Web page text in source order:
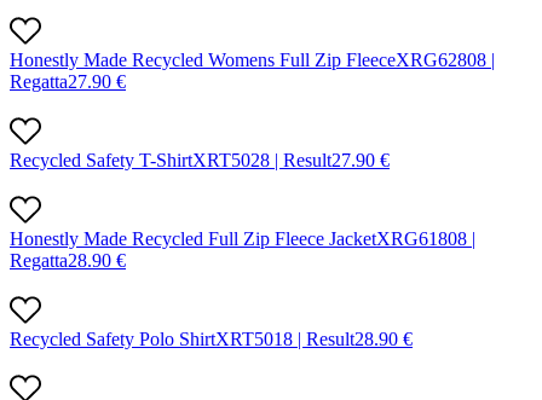
Honestly Made Recycled Womens Full Zip FleeceXRG62808 |
Regatta27.90 €
Recycled Safety T-ShirtXRT5028 | Result27.90 €
Honestly Made Recycled Full Zip Fleece JacketXRG61808 |
Regatta28.90 €
Recycled Safety Polo ShirtXRT5018 | Result28.90 €